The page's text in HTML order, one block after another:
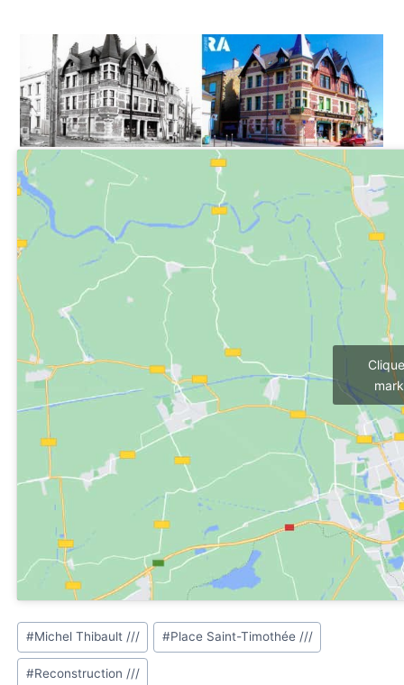
Étiquettes
de
la
#Michel Thibault /// #Place Saint-Timothée ///
#Reconstruction ///